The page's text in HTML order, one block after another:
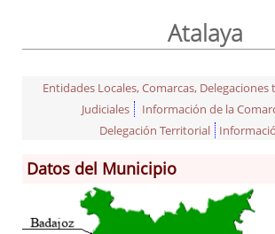
Información General
Monumentos
Atalaya
Entidades Locales, Comarcas,
Judiciales
Información de la
Delegación Territorial
Datos del Municipio